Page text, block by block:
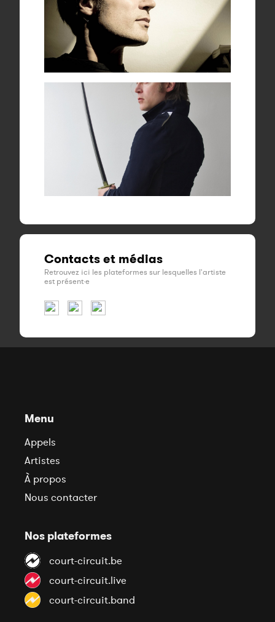
Contacts et médias
Retrouvez ici les plateformes sur lesquelles l'artiste
est présent·e
Menu
Appels
Artistes
À propos
Nous contacter
Nos plateformes
court-circuit.be
court-circuit.live
court-circuit.band